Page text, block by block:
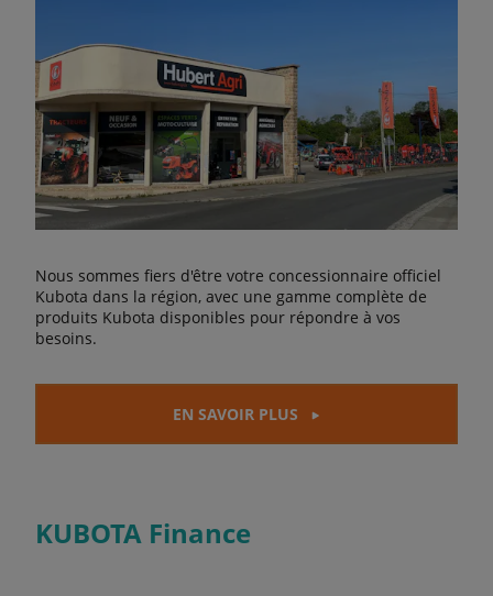
Nous sommes fiers d'être votre concessionnaire officiel
Kubota dans la région, avec une gamme complète de
produits Kubota disponibles pour répondre à vos
besoins.
EN SAVOIR PLUS
KUBOTA Finance